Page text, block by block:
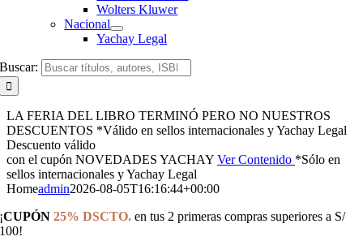
Wolters Kluwer
Nacional
Yachay Legal
Buscar:
LA FERIA DEL LIBRO TERMINÓ PERO NO NUESTROS
DESCUENTOS *Válido en sellos internacionales y Yachay Legal
Descuento válido
con el cupón NOVEDADES YACHAY Ver Contenido *Sólo en
sellos internacionales y Yachay Legal
Homeadmin2026-08-05T16:16:44+00:00
¡CUPÓN 25% DSCTO. en tus 2 primeras compras superiores a S/
100!